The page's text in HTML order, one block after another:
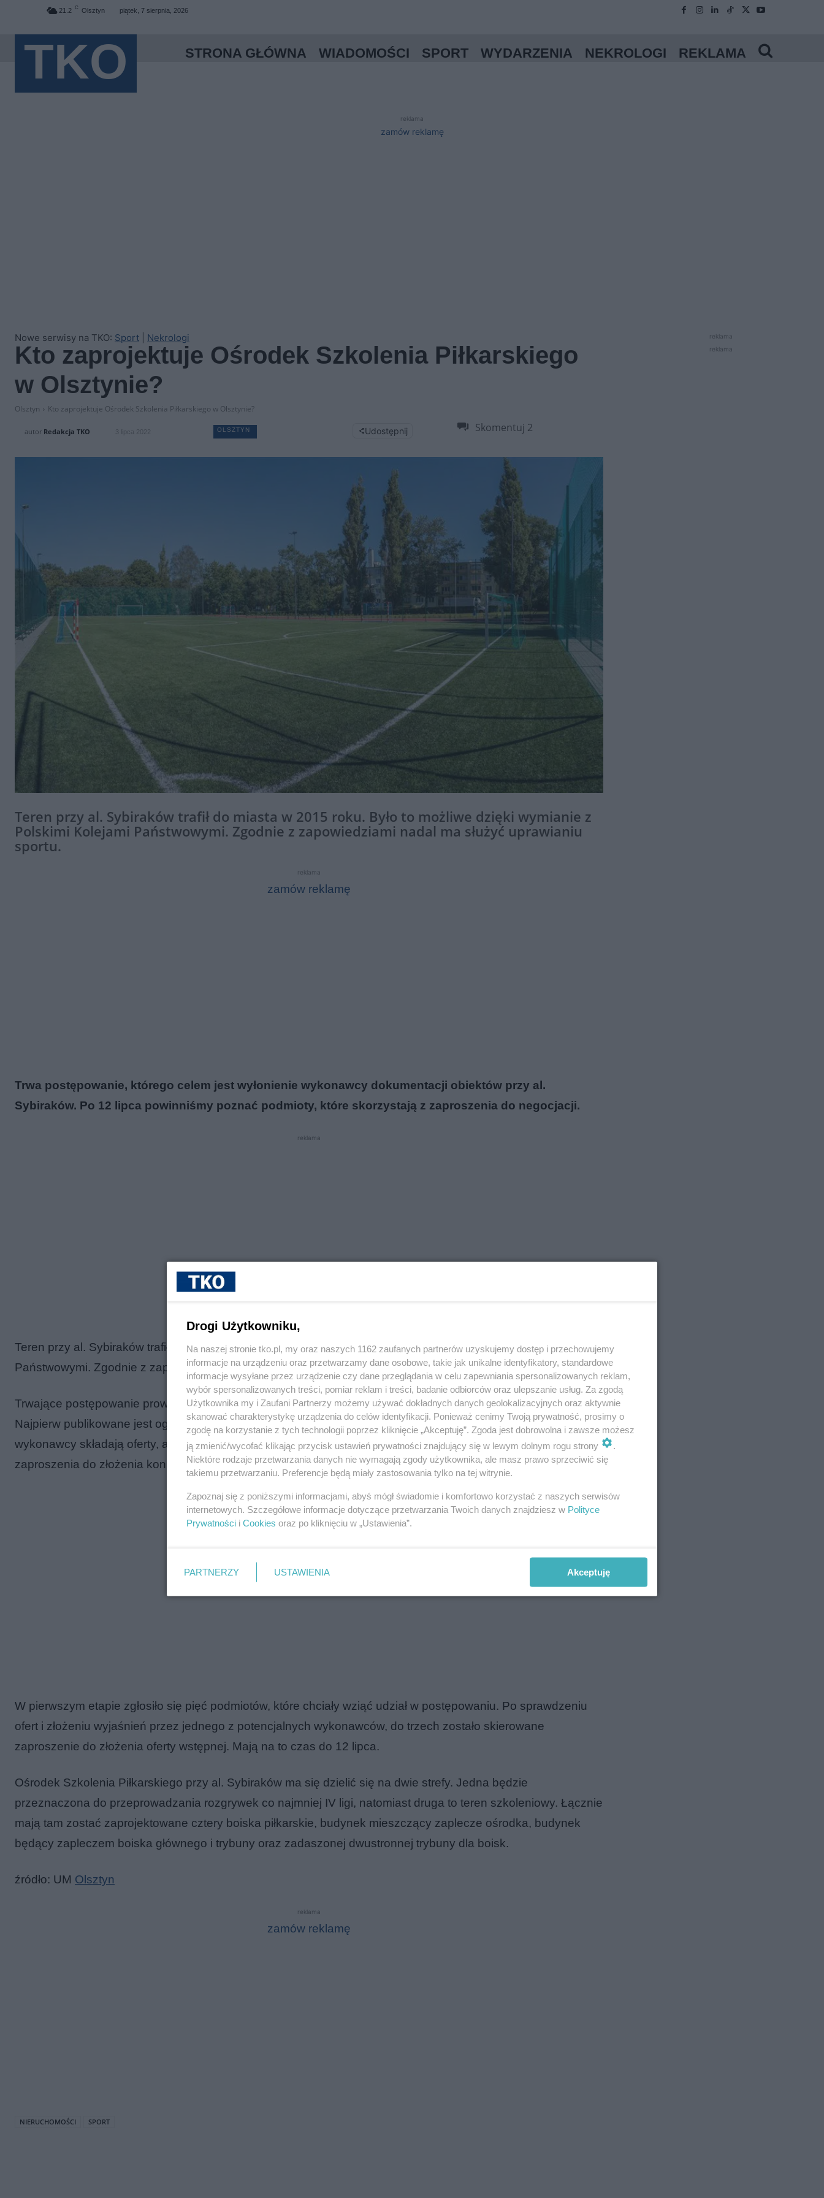
21.2 C Olsztyn piątek, 7 sierpnia, 2026
TKO STRONA GŁÓWNA WIADOMOŚCI SPORT WYDARZENIA NEKROLOGI REKLAMA
reklama
zamów reklamę
Nowe serwisy na TKO: Sport Nekrologi
Kto zaprojektuje Ośrodek Szkolenia Piłkarskiego
w Olsztynie?
Olsztyn Kto zaprojektuje Ośrodek Szkolenia Piłkarskiego w Olsztynie?
autor Redakcja TKO 3 lipca 2022 OLSZTYN Udostępnij Skomentuj 2
Teren przy al. Sybiraków trafił do miasta w 2015 roku. Było to możliwe dzięki wymianie z
Polskimi Kolejami Państwowymi. Zgodnie z zapowiedziami nadal ma służyć uprawianiu
sportu.
reklama
zamów reklamę
Trwa postępowanie, którego celem jest wyłonienie wykonawcy dokumentacji obiektów przy al.
Sybiraków. Po 12 lipca powinniśmy poznać podmioty, które skorzystają z zaproszenia do negocjacji.
reklama
Teren przy al. Sybiraków trafił do miasta w 2015 roku. Było to możliwe dzięki wymianie z Polskimi Kolejami
Państwowymi. Zgodnie z zapowiedziami nadal ma służyć uprawianiu sportu.
Trwające postępowanie prowadzone jest w trybie negocjacji z ogłoszeniem. To kilkuetapowa procedura.
Najpierw publikowane jest ogłoszenie o zamówieniu, później dopuszczeni do udziału w postępowaniu
wykonawcy składają oferty, ale niezawierające ceny. Następnie prowadzone są negocjacje, prowadzące do
zaproszenia do złożenia konkretnych ofert.
reklama
W pierwszym etapie zgłosiło się pięć podmiotów, które chciały wziąć udział w postępowaniu. Po sprawdzeniu
ofert i złożeniu wyjaśnień przez jednego z potencjalnych wykonawców, do trzech zostało skierowane
zaproszenie do złożenia oferty wstępnej. Mają na to czas do 12 lipca.
Ośrodek Szkolenia Piłkarskiego przy al. Sybiraków ma się dzielić się na dwie strefy. Jedna będzie
przeznaczona do przeprowadzania rozgrywek co najmniej IV ligi, natomiast druga to teren szkoleniowy. Łącznie
mają tam zostać zaprojektowane cztery boiska piłkarskie, budynek mieszczący zaplecze ośrodka, budynek
będący zapleczem boiska głównego i trybuny oraz zadaszonej dwustronnej trybuny dla boisk.
źródło: UM Olsztyn
reklama
zamów reklamę
NIERUCHOMOŚCI SPORT
reklama
reklama
Drogi Użytkowniku,
Na naszej stronie tko.pl, my oraz naszych 1162 zaufanych partnerów uzyskujemy dostęp i przechowujemy
informacje na urządzeniu oraz przetwarzamy dane osobowe, takie jak unikalne identyfikatory, standardowe
informacje wysyłane przez urządzenie czy dane przeglądania w celu zapewniania spersonalizowanych reklam,
wybór spersonalizowanych treści, pomiar reklam i treści, badanie odbiorców oraz ulepszanie usług. Za zgodą
Użytkownika my i Zaufani Partnerzy możemy używać dokładnych danych geolokalizacyjnych oraz aktywnie
skanować charakterystykę urządzenia do celów identyfikacji. Ponieważ cenimy Twoją prywatność, prosimy o
zgodę na korzystanie z tych technologii poprzez kliknięcie „Akceptuję”. Zgoda jest dobrowolna i zawsze możesz
ją zmienić/wycofać klikając przycisk ustawień prywatności znajdujący się w lewym dolnym rogu strony
.
Niektóre rodzaje przetwarzania danych nie wymagają zgody użytkownika, ale masz prawo sprzeciwić się
takiemu przetwarzaniu. Preferencje będą miały zastosowania tylko na tej witrynie.
Zapoznaj się z poniższymi informacjami, abyś mógł świadomie i komfortowo korzystać z naszych serwisów
internetowych. Szczegółowe informacje dotyczące przetwarzania Twoich danych znajdziesz w Polityce
Prywatności i Cookies oraz po kliknięciu w „Ustawienia”.
PARTNERZY USTAWIENIA Akceptuję